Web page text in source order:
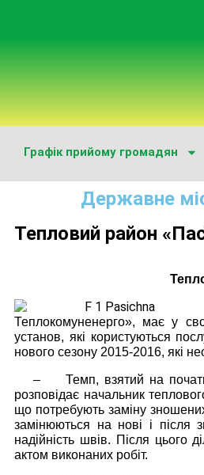
Графік прийому громадян
Державне
Тепловий район
Теплокомуненерго», має у
установ, які користуються
нового сезону 2015-2016, які
–
Темп, взятий на
розповідає начальник
що потребують заміну
замінюються на нові і після
надійність швів. Після цього
актом виконаних робіт.